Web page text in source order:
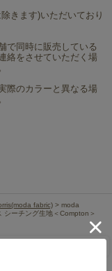
きます)いただいており
で同時に販売している
絡をさせていただく場
際のカラーと異なる場
fabric) > moda
シーチング生地＜Compton＞